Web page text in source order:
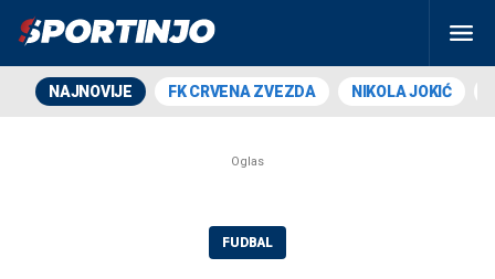
NAJNOVIJE FK CRVENA ZVEZDA NIKOLA JOKIĆ
FUDBAL